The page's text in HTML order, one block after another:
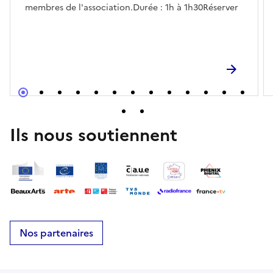
membres de l'association.Durée : 1h à 1h30Réserver
Ils nous soutiennent
Nos partenaires